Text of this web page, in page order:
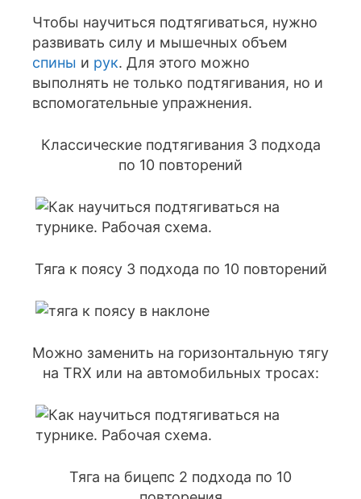
Чтобы научиться подтягиваться, нужно
развивать силу и мышечных объем
спины и рук. Для этого можно
выполнять не только подтягивания, но и
вспомогательные упражнения.
Классические подтягивания 3 подхода
по 10 повторений
Тяга к поясу 3 подхода по 10 повторений
Можно заменить на горизонтальную тягу
на TRX или на автомобильных тросах:
Тяга на бицепс 2 подхода по 10